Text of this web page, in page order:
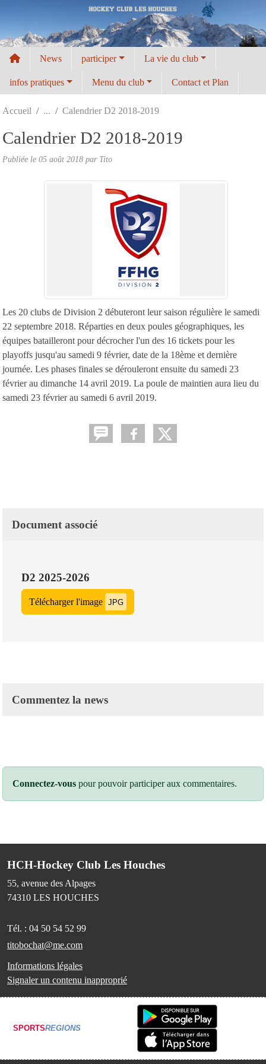
News participer La vie du club
infos pratiques Menu du club Contact et Plan
Accueil Calendrier D2 2018-2019
Calendrier D2 2018-2019
Publiée le 05 août 2018 par Tito
Les 20 clubs de Division 2 débuteront leur saison régulière le samedi
22 septembre 2018. Réparties en deux poules géographiques, les
équipes batailleront pour décrocher l'un des 16 tickets pour les
playoffs jusqu'au samedi 9 février, date de la 18ème et dernière
journée. Les phases finales se dérouleront ensuite du samedi 23
février au dimanche 14 avril 2019. La poule de maintien aura lieu du
samedi 23 février au samedi 6 avril 2019.
Document associé
D2 2025-2026
Télécharger l'image JPG
Commentez la news
Connectez-vous pour pouvoir participer aux commentaires.
HCH-Hockey Club Les Houches
55, avenue des Alpages
74310 LES HOUCHES
Tél. : 04 50 54 52 99
titobochat@me.com
Informations légales
Signaler un contenu inapproprié
SPORTSREGIONS
Panneau de gestion des cookies